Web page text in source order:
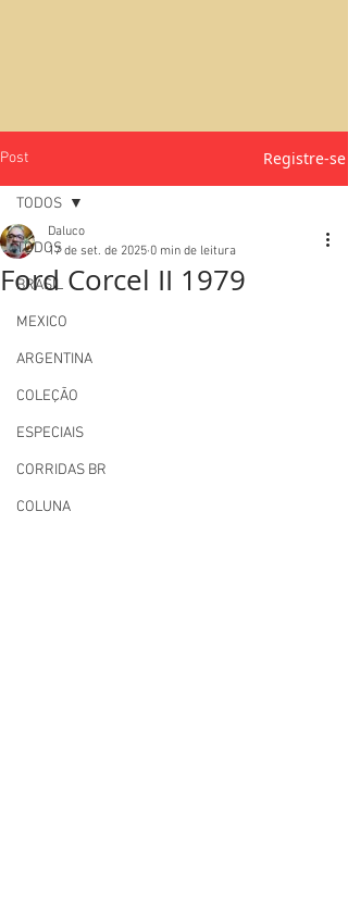
Post Registre-se
TODOS
BRASIL
MEXICO
ARGENTINA
COLEÇÃO
ESPECIAIS
CORRIDAS BR
COLUNA
TODOS
Ford Corcel II 1979
Daluco
17 de set. de 2025 0 min de leitura